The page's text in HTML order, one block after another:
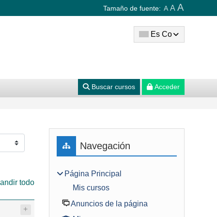
Tamaño de fuente: A A A
Es Co
Buscar cursos Acceder
todo
Bloques
Navegación
Página Principal
Mis cursos
Anuncios de la página